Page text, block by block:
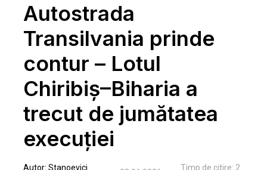
Autostrada
Transilvania prinde
contur – Lotul
Chiribiș–Biharia a
trecut de jumătatea
execuției
Autor: Stanoevici
Timp de citire: 2